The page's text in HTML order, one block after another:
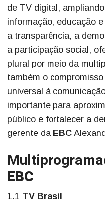
de TV digital,
informação, educação
a transparência, a
a participação social,
plural por meio da
também o
universal à
importante para
público e fortalecer a
gerente da EBC
EBC
1.1 TV Brasil